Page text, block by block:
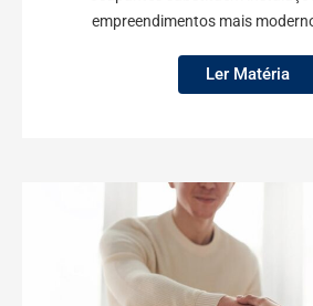
empreendimentos mais
Ler Matéria